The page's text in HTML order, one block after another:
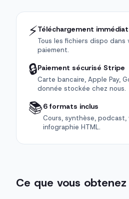
⚡Téléchargement immédiat
Tous les fichiers dispo dans
paiement.
🔒Paiement sécurisé Stripe
Carte bancaire, Apple Pay,
donnée stockée chez nous.
📚6 formats inclus
Cours, synthèse, podcast,
infographie HTML.
Ce que vous